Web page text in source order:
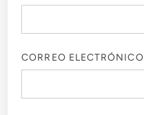
CORREO ELECTRÓNICO